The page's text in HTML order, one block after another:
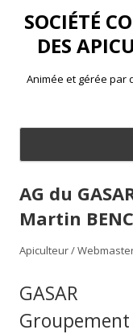
SOCIÉTÉ
DES
Animée et gérée par
Aller
contenu
AG du
Martin
Apiculteur /
GASAR